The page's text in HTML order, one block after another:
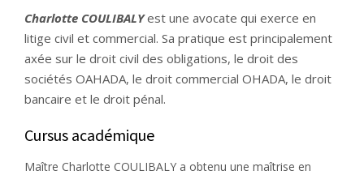
Charlotte COULIBALYest une avocate qui exerce en
litige civil et commercial. Sa pratique est principalement
axée sur le droit civil des obligations, le droit des
sociétés OAHADA, le droit commercial OHADA, le droit
bancaire et le droit pénal.
Cursus académique
Maître Charlotte COULIBALY a obtenu une maîtrise en